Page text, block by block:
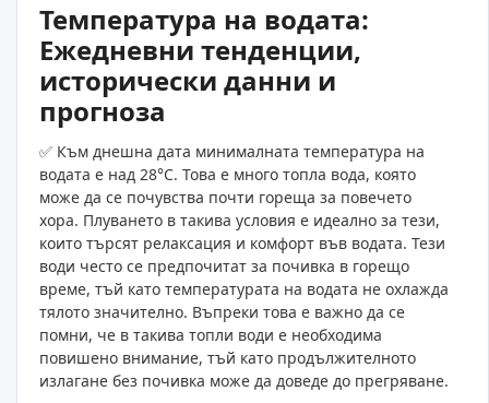
Температура на водата:
Ежедневни тенденции,
исторически данни и
прогноза
✅ Към днешна дата минималната температура на
водата е над 28°C. Това е много топла вода, която
може да се почувства почти гореща за повечето
хора. Плуването в такива условия е идеално за тези,
които търсят релаксация и комфорт във водата. Тези
води често се предпочитат за почивка в горещо
време, тъй като температурата на водата не охлажда
тялото значително. Въпреки това е важно да се
помни, че в такива топли води е необходима
повишено внимание, тъй като продължителното
излагане без почивка може да доведе до прегряване.